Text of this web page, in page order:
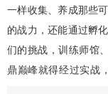
一样收集、养成那些
的战力，还能通过孵
们的挑战，训练师馆
鼎巅峰就得经过实战